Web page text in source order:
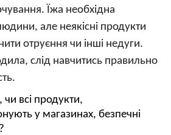
Їжа необхідна
але неякісні продукти
отруєння чи інші недуги.
слід навчитись правильно
чи всі продукти,
у магазинах, безпечні